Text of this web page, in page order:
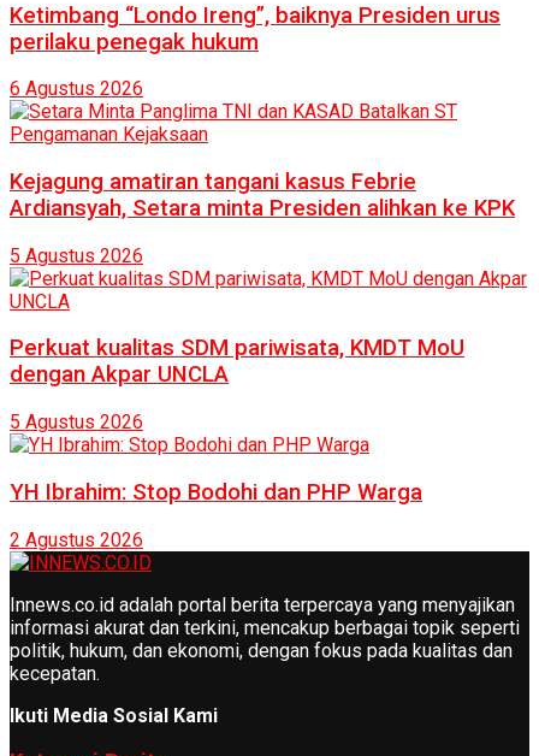
Ketimbang “Londo Ireng”, baiknya Presiden urus
perilaku penegak hukum
6 Agustus 2026
Kejagung amatiran tangani kasus Febrie
Ardiansyah, Setara minta Presiden alihkan ke KPK
5 Agustus 2026
Perkuat kualitas SDM pariwisata, KMDT MoU
dengan Akpar UNCLA
5 Agustus 2026
YH Ibrahim: Stop Bodohi dan PHP Warga
2 Agustus 2026
Innews.co.id adalah portal berita terpercaya yang menyajikan
informasi akurat dan terkini, mencakup berbagai topik seperti
politik, hukum, dan ekonomi, dengan fokus pada kualitas dan
kecepatan.
Ikuti Media Sosial Kami